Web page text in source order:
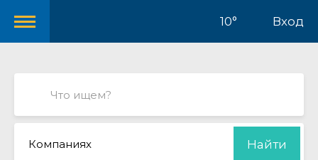
10° Вход
Компаниях Найти